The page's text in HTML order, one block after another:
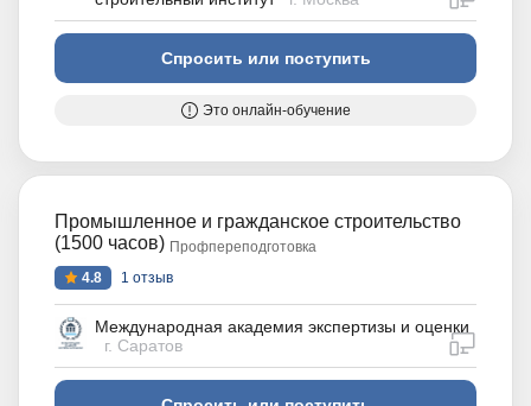
Спросить или поступить
Это онлайн-обучение
Промышленное и гражданское строительство
(1500 часов) Профпереподготовка
4.8
1 отзыв
Международная академия экспертизы и оценки
г. Саратов